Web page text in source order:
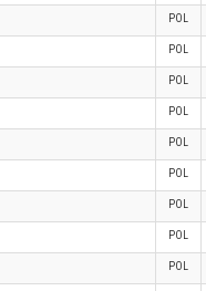
POL
POL
POL
POL
POL
POL
POL
POL
POL